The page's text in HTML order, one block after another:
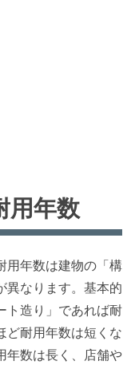
用年数
用年数は建物の「構
異なります。基本的
ト造り」であれば耐
ど耐用年数は短くな
年数は長く、店舗や